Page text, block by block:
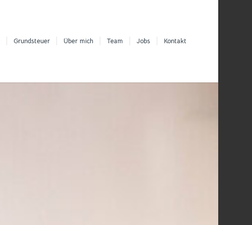
Grundsteuer Über mich Team Jobs Kontakt